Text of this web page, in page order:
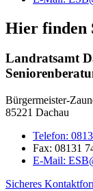
Hier finden
Landratsamt
Bürgermeister-
85221 Dachau
Telefon:
Fax: 08131
E-Mail:
Sicheres